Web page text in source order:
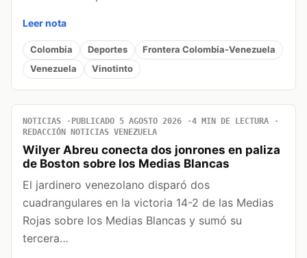
Leer nota
Colombia Deportes
Frontera Colombia-Venezuela
Venezuela
Vinotinto
NOTICIAS PUBLICADO 5 AGOSTO 2026
4 MIN DE LECTURA
REDACCIÓN NOTICIAS VENEZUELA
Wilyer Abreu conecta dos jonrones en paliza
de Boston sobre los Medias Blancas
El jardinero venezolano disparó dos
cuadrangulares en la victoria 14-2 de las Medias
Rojas sobre los Medias Blancas y sumó su
tercera…